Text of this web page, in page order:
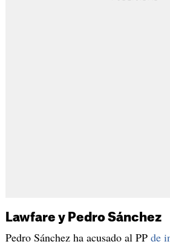
Lawfare y Pedro Sánchez
Pedro Sánchez ha acusado al PP de